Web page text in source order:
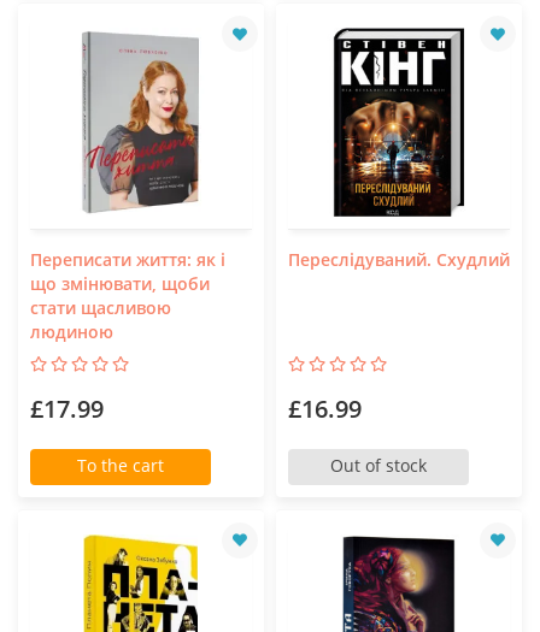
Переписати життя: як і
що змінювати, щоби
стати щасливою
людиною
£17.99
To the cart
Переслідуваний. Схудлий
£16.99
Out of stock